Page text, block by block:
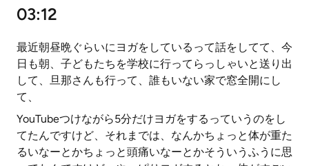
03:12
最近朝昼晩ぐらいにヨガをしているって話をしてて、今
日も朝、子どもたちを学校に行ってらっしゃいと送り出
して、旦那さんも行って、誰もいない家で窓全開にし
て、
YouTubeつけながら5分だけヨガをするっていうのをし
てたんですけど、それまでは、なんかちょっと体が重た
るいなーとかちょっと頭痛いなーとかそういうふうに思